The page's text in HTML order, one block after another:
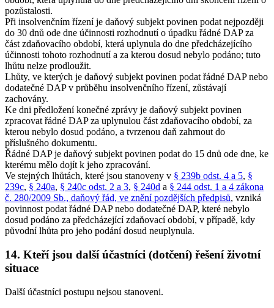
pozůstalosti.
Při insolvenčním řízení je daňový subjekt povinen podat nejpozději
do 30 dnů ode dne účinnosti rozhodnutí o úpadku řádné DAP za
část zdaňovacího období, která uplynula do dne předcházejícího
účinnosti tohoto rozhodnutí a za kterou dosud nebylo podáno; tuto
lhůtu nelze prodloužit.
Lhůty, ve kterých je daňový subjekt povinen podat řádné DAP nebo
dodatečné DAP v průběhu insolvenčního řízení, zůstávají
zachovány.
Ke dni předložení konečné zprávy je daňový subjekt povinen
zpracovat řádné DAP za uplynulou část zdaňovacího období, za
kterou nebylo dosud podáno, a tvrzenou daň zahrnout do
příslušného dokumentu.
Řádné DAP je daňový subjekt povinen podat do 15 dnů ode dne, ke
kterému mělo dojít k jeho zpracování.
Ve stejných lhůtách, které jsou stanoveny v § 239b odst. 4 a 5, §
239c, § 240a, § 240c odst. 2 a 3, § 240d a § 244 odst. 1 a 4 zákona
č. 280/2009 Sb., daňový řád, ve znění pozdějších předpisů, vzniká
povinnost podat řádné DAP nebo dodatečné DAP, které nebylo
dosud podáno za předcházející zdaňovací období, v případě, kdy
původní lhůta pro jeho podání dosud neuplynula.
14. Kteří jsou další účastníci (dotčení) řešení životní
situace
Další účastníci postupu nejsou stanoveni.